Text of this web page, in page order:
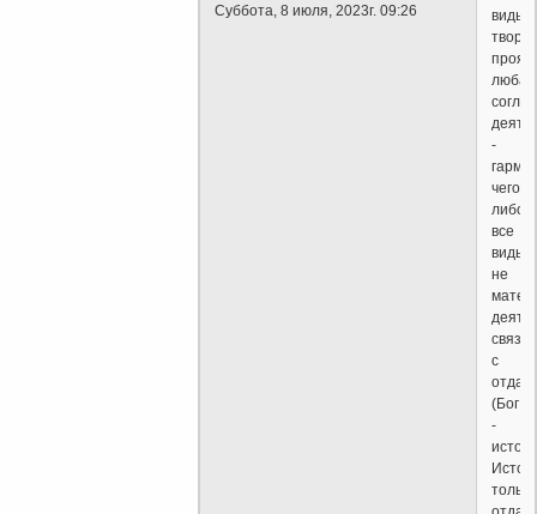
Суббота, 8 июля, 2023г. 09:26
виды
любая
-
чего-
либо,
все
виды
не
с
(Бог
-
только